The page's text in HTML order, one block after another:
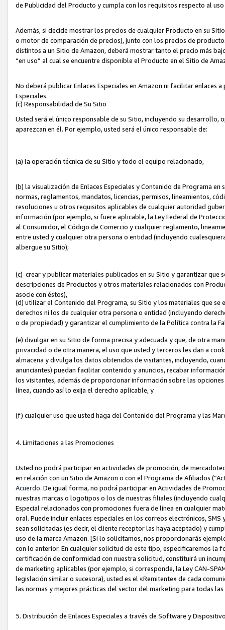
de Publicidad del Producto y cumpla con los requisitos respecto al uso
Además, si decide mostrar los precios de cualquier Producto en su
o motor de comparación de precios), junto con los precios de
distintos a un Sitio de Amazon, deberá mostrar tanto el precio más
“en uso” al cual se encuentre disponible el Producto en el Sitio de
No deberá publicar Enlaces Especiales en Amazon ni facilitar enlaces
Especiales.
(c) Responsabilidad de Su Sitio
Usted será el único responsable de su Sitio, incluyendo su
aparezcan en él. Por ejemplo, usted será el único responsable de:
(a) la operación técnica de su Sitio y todo el equipo relacionado,
(b) la visualización de Enlaces Especiales y Contenido de Programa
normas, reglamentos, mandatos, licencias, permisos, lineamientos,
resoluciones u otros requisitos aplicables de cualquier autoridad
información (por ejemplo, si fuere aplicable, la Ley Federal de
al Consumidor, el Código de Comercio y cualquier reglamento,
entre usted y cualquier otra persona o entidad (incluyendo
albergue su Sitio);
(c) crear y publicar materiales publicados en su Sitio y garantizar que
descripciones de Productos y otros materiales relacionados con
asocie con éstos),
(d) utilizar el Contenido del Programa, su Sitio y los materiales que se
derechos ni los de cualquier otra persona o entidad (incluyendo
o de propiedad) y garantizar el cumplimiento de la Política contra la
(e) divulgar en su Sitio de forma precisa y adecuada y que, de otra
privacidad o de otra manera, el uso que usted y terceros les dan a
almacena y divulga los datos obtenidos de visitantes, incluyendo,
anunciantes) puedan facilitar contenido y anuncios, recabar
los visitantes, además de proporcionar información sobre las
línea, cuando así lo exija el derecho aplicable, y
(f) cualquier uso que usted haga del Contenido del Programa y las
4. Limitaciones a las Promociones
Usted no podrá participar en actividades de promoción, de
en relación con un Sitio de Amazon o con el Programa de Afiliados
Acuerdo. De igual forma, no podrá participar en Actividades de
nuestras marcas o logotipos o los de nuestras filiales (incluyendo
Especial relacionados con promociones fuera de línea en cualquier
oral. Puede incluir enlaces especiales en los correos electrónicos,
sean solicitadas (es decir, el cliente receptor las haya aceptado) y
uso de la marca Amazon. [Si lo solicitamos, nos proporcionarás
con lo anterior. En cualquier solicitud de este tipo, especificaremos
certificación de conformidad con nuestra solicitud, constituirá un
de marketing aplicables (por ejemplo, si corresponde, la Ley CAN-
legislación similar o sucesora), usted es el «Remitente» de cada
las normas y mejores prácticas del sector del marketing para todas
5. Distribución de Enlaces Especiales a través de Software y